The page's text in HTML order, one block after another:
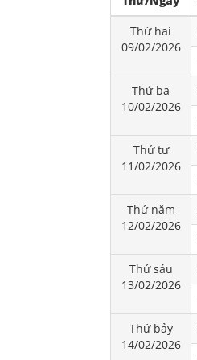
Thứ hai
09/02/2026
Thứ ba
10/02/2026
Thứ tư
11/02/2026
Thứ năm
12/02/2026
Thứ sáu
13/02/2026
Thứ bảy
14/02/2026